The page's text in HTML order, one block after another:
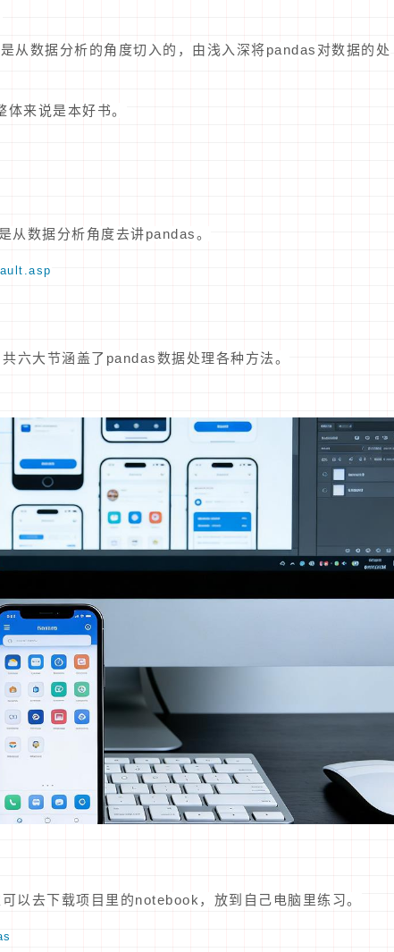
从数据分析的角度切入的，由浅入深将pandas对数据的处
来说是本好书。
数据分析角度去讲pandas。
六大节涵盖了pandas数据处理各种方法。
以去下载项目里的notebook，放到自己电脑里练习。